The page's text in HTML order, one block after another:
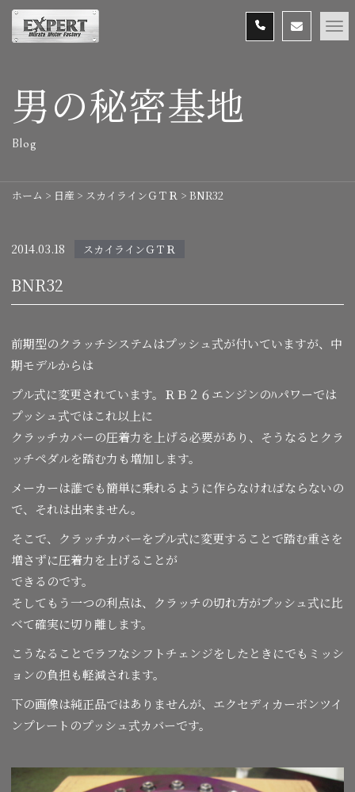
男の秘密基地
Blog
ホーム > 日産 > スカイラインＧＴＲ > BNR32
2014.03.18 スカイラインＧＴＲ
BNR32
前期型のクラッチシステムはプッシュ式が付いていますが、中
期モデルからは
プル式に変更されています。ＲＢ２６エンジンのﾊパワーでは
プッシュ式ではこれ以上に
クラッチカバーの圧着力を上げる必要があり、そうなるとクラ
ッチペダルを踏む力も増加します。
メーカーは誰でも簡単に乗れるように作らなければならないの
で、それは出来ません。
そこで、クラッチカバーをプル式に変更することで踏む重さを
増さずに圧着力を上げることが
できるのです。
そしてもう一つの利点は、クラッチの切れ方がプッシュ式に比
べて確実に切り離します。
こうなることでラフなシフトチェンジをしたときにでもミッシ
ョンの負担も軽減されます。
下の画像は純正品ではありませんが、エクセディカーボンツイ
ンプレートのプッシュ式カバーです。